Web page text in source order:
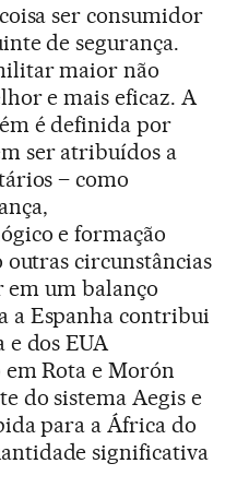
ser consumidor
de segurança.
maior não
e mais eficaz. A
é definida por
ser atribuídos a
– como
e formação
circunstâncias
em um balanço
a Espanha contribui
e dos EUA
Rota e Morón
do sistema Aegis e
para a África do
significativa